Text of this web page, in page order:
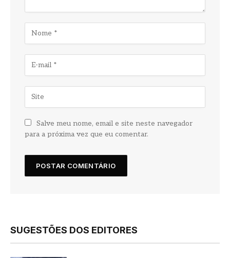
Salve meu nome, email e site neste navegador
para a próxima vez que eu comentar.
SUGESTÕES DOS EDITORES